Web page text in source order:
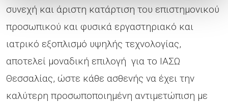
συνεχή και άριστη κατάρτιση του επιστημονικού
προσωπικού και φυσικά εργαστηριακό και
ιατρικό εξοπλισμό υψηλής τεχνολογίας,
αποτελεί μοναδική επιλογή για το ΙΑΣΩ
Θεσσαλίας, ώστε κάθε ασθενής να έχει την
καλύτερη προσωποποιημένη αντιμετώπιση με